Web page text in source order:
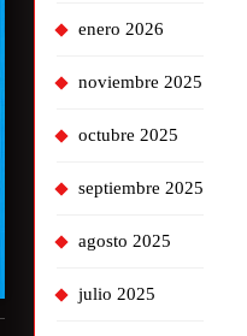
enero 2026
noviembre 2025
octubre 2025
septiembre 2025
agosto 2025
julio 2025